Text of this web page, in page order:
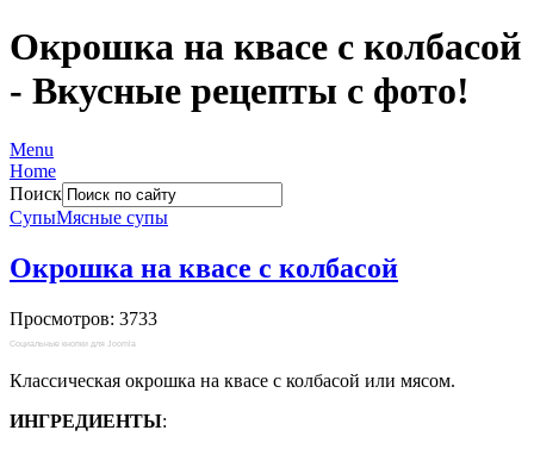
Окрошка на квасе с колбасой
- Вкусные рецепты с фото!
Menu
Home
Поиск
СупыМясные супы
Окрошка на квасе с колбасой
Просмотров: 3733
Социальные кнопки для Joomla
Классическая окрошка на квасе с колбасой или мясом.
ИНГРЕДИЕНТЫ: